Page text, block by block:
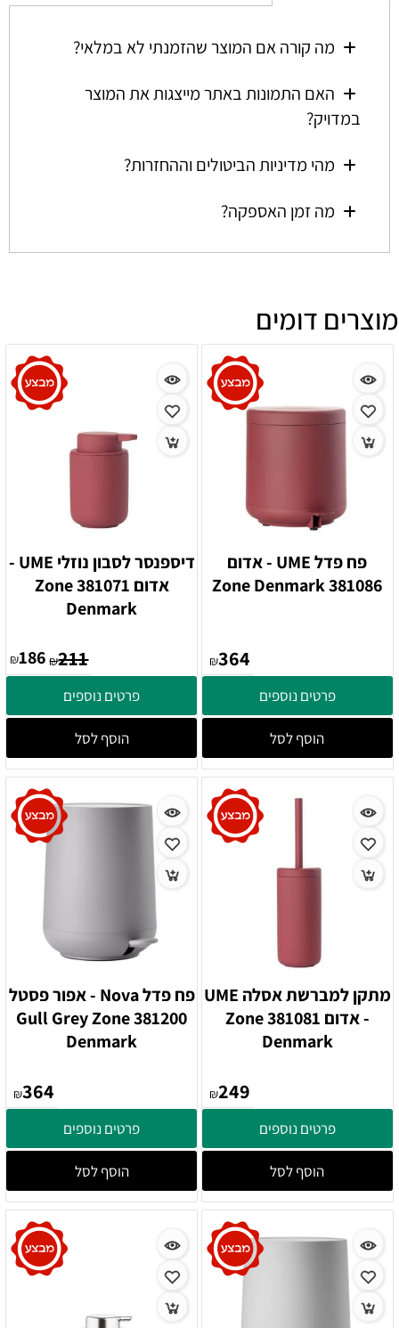
מה קורה אם המוצר שהזמנתי לא במלאי?
האם התמונות באתר מייצגות את המוצר
במדויק?
מהי מדיניות הביטולים וההחזרות?
מה זמן האספקה?
מוצרים דומים
פח פדל UME - אדום
381086 Zone Denmark
₪364
פרטים נוספים
הוסף לסל
דיספנסר לסבון נוזלי UME -
אדום 381071 Zone
Denmark
₪211
₪186
פרטים נוספים
הוסף לסל
מתקן למברשת אסלה UME
- אדום 381081 Zone
Denmark
₪249
פרטים נוספים
הוסף לסל
פח פדל Nova - אפור פסטל
381200 Gull Grey Zone
Denmark
₪364
פרטים נוספים
הוסף לסל